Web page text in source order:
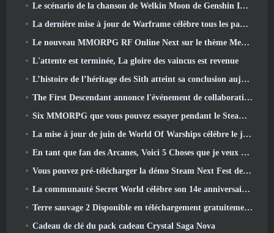
Le scénario de la chanson de Welkin Moon de Genshin Impact touche à sa fin.. Sur la Lune
La dernière mise à jour de Warframe célèbre tous les papas de l'espace
Le nouveau MMORPG RF Online Next sur le thème Mech de Netmarble sera lancé à l'échelle mondiale
L'attente est terminée, La gloire des vaincus est revenue
L’histoire de l’héritage des Sith atteint sa conclusion aujourd’hui dans la dernière mise à jour de SWTOR
The First Descendant annonce l'événement de collaboration EVANGELION
Six MMORPG que vous pouvez essayer pendant le Steam Next Fest
La mise à jour de juin de World Of Warships célèbre le jour de l'indépendance des États-Unis avec une nouvelle campagne narrative
En tant que fan des Arcanes, Voici 5 Choses que je veux voir du MMO Riot
Vous pouvez pré-télécharger la démo Steam Next Fest de Embers Of The Uncrowned demain
La communauté Secret World célèbre son 14e anniversaire avec un mystère qu'ils doivent résoudre ensemble
Terre sauvage 2 Disponible en téléchargement gratuitement (Et garde) Pour une durée limitée
Cadeau de clé du pack cadeau Crystal Saga Nova